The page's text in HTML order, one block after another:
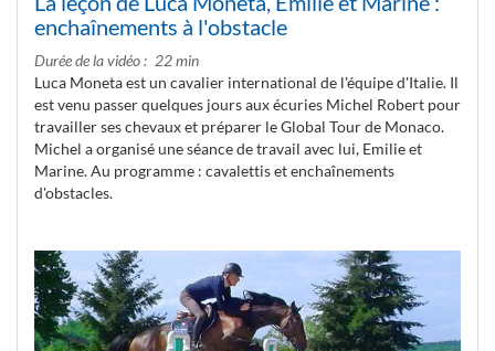
enchaînements à l'obstacle
Durée de la vidéo
22 min
Luca Moneta est un cavalier international de l'équipe d'Italie. Il
est venu passer quelques jours aux écuries Michel Robert pour
travailler ses chevaux et préparer le Global Tour de Monaco.
Michel a organisé une séance de travail avec lui, Emilie et
Marine. Au programme : cavalettis et enchaînements
d'obstacles.